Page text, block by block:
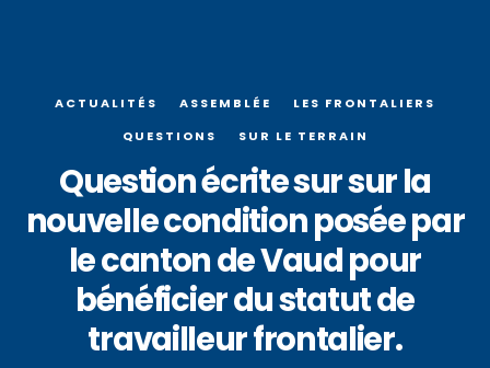
ACTUALITÉS ASSEMBLÉE
LES FRONTALIERS
QUESTIONS
SUR LE TERRAIN
Question écrite sur sur la
nouvelle condition posée par
le canton de Vaud pour
bénéficier du statut de
travailleur frontalier.